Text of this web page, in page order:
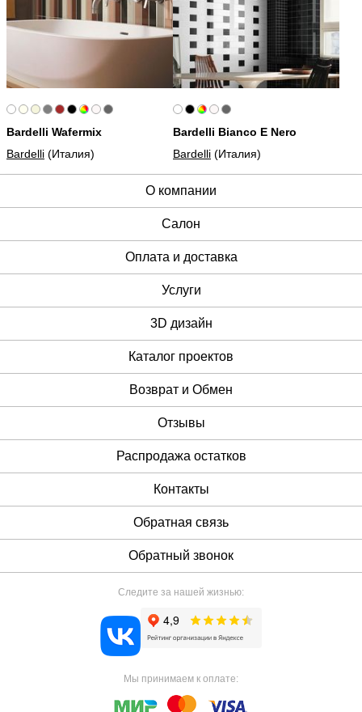
Bardelli Wafermix
Bardelli (Италия)
Bardelli Bianco E Nero
Bardelli (Италия)
О компании
Cалон
Оплата и доставка
Услуги
3D дизайн
Каталог проектов
Возврат и Обмен
Отзывы
Распродажа остатков
Контакты
Обратная связь
Обратный звонок
Следите за нашей жизнью:
Мы принимаем к оплате: